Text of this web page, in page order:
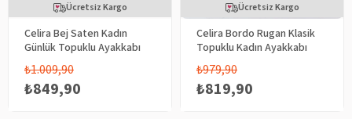
Celira Bej Saten Kadın
Günlük Topuklu Ayakkabı
₺849,90
₺1.009,90
Ücretsiz Kargo
Celira Bordo Rugan Klasik
Topuklu Kadın Ayakkabı
₺819,90
₺979,90
Ücretsiz Kargo